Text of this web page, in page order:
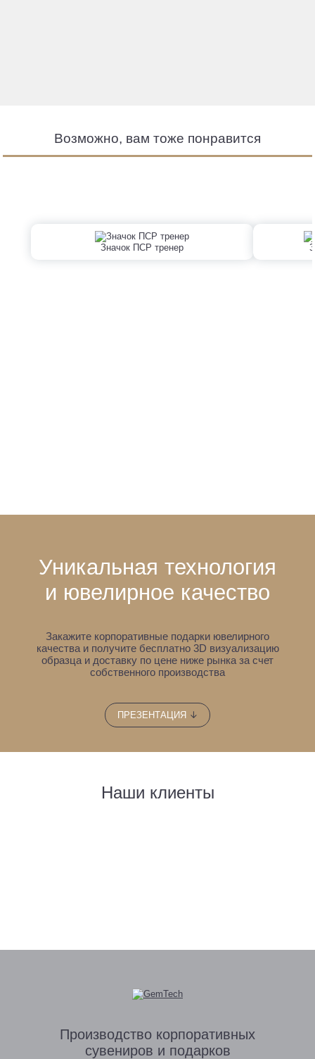
Возможно, вам тоже понравится
Значок ПСР тренер
Уникальная технология
и ювелирное качество
Закажите корпоративные подарки ювелирного
качества и получите бесплатно 3D визуализацию
образцаи доставку по цене ниже рынка за счет
собственного производства
ПРЕЗЕНТАЦИЯ ↓
Наши клиенты
Производство корпоративных
сувениров и подарков